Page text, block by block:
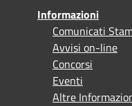
Informazioni
Comunicati
Avvisi on-line
Concorsi
Eventi
Altre